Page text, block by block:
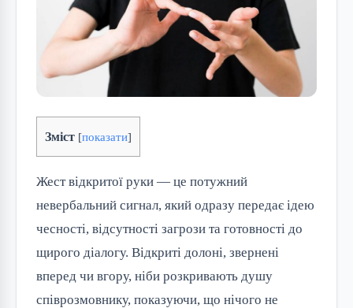
Зміст [показати]
Жест відкритої руки — це потужний
невербальний сигнал, який одразу передає ідею
чесності, відсутності загрози та готовності до
щирого діалогу. Відкриті долоні, звернені
вперед чи вгору, ніби розкривають душу
співрозмовнику, показуючи, що нічого не